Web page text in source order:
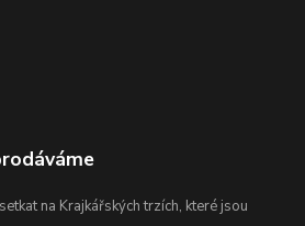
na Krajkářských trzích, které jsou